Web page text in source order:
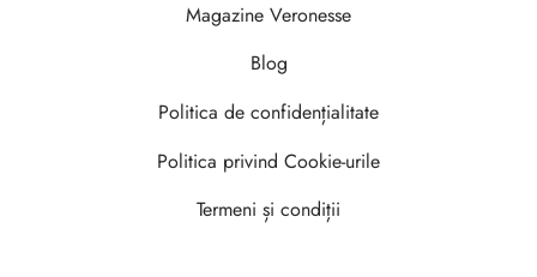
Magazine Veronesse
Blog
Politica de confidențialitate
Politica privind Cookie-urile
Termeni și condiții